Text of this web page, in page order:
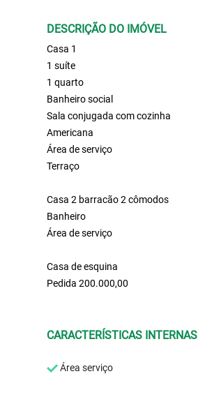
DESCRIÇÃO DO IMÓVEL
Casa 1
1 suíte
1 quarto
Banheiro social
Sala conjugada com cozinha
Americana
Área de serviço
Terraço
Casa 2 barracão 2 cômodos
Banheiro
Área de serviço
Casa de esquina
Pedida 200.000,00
CARACTERÍSTICAS INTERNAS
Área serviço